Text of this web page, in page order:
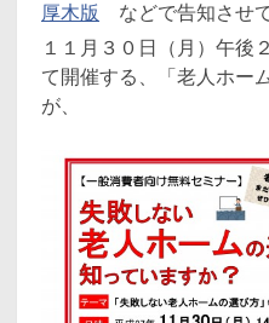
厚木版
などで告知させ
１１月３０日（月）午後
て開催する、「老人ホー
が、